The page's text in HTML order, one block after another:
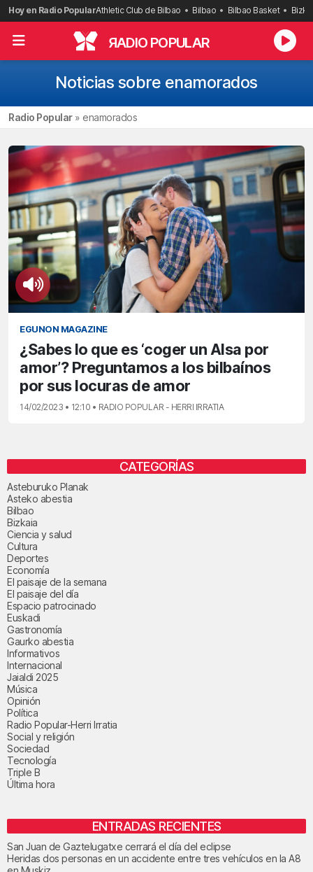
Saltar
al
contenido
Hoy en Radio PopularAthletic Club de Bilbao Bilbao Bilbao Basket
RADIO POPULAR
Noticias sobre enamorados
Radio Popular» enamorados
EGUNON MAGAZINE
¿Sabes lo que es ‘coger un Alsa por
amor’? Preguntamos a los bilbaínos
por sus locuras de amor
14/02/2023 • 12:10 • RADIO POPULAR - HERRI IRRATIA
CATEGORÍAS
Asteburuko Planak
Asteko abestia
Bilbao
Bizkaia
Ciencia y salud
Cultura
Deportes
Economía
El paisaje de la semana
El paisaje del día
Espacio patrocinado
Euskadi
Gastronomía
Gaurko abestia
Informativos
Internacional
Jaialdi 2025
Música
Opinión
Política
Radio Popular-Herri Irratia
Social y religión
Sociedad
Tecnología
Triple B
Última hora
ENTRADAS RECIENTES
San Juan de Gaztelugatxe cerrará el día del eclipse
Heridas dos personas en un accidente entre tres vehículos en la A8